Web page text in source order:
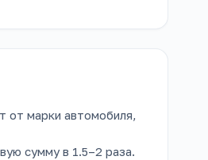
от марки автомобиля,
сумму в 1.5–2 раза.